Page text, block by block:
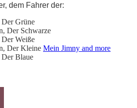
dem Fahrer der:
Der Grüne
Der Schwarze
Weiße
Der Kleine Mein Jimny and more
Der Blaue